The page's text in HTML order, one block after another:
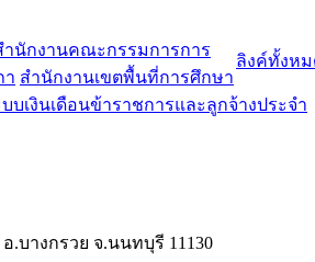
ลิงค์ทั้งห
ำนักงานคณะกรรมการการ
า สำนักงานเขตพื้นที่การศึกษา
บบเงินเดือนข้าราชการและลูกจ้างประจำ
.บางกรวย จ.นนทบุรี 11130